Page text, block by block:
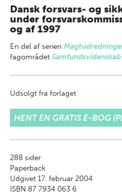
Dansk forsvars- og
under
og af 1997
En del af serien
fagområdet Samfundsvidenskab
Udsolgt fra forlaget
HENT EN GRATIS E-BOG
288 sider
Paperback
Udgivet 17. februar 2004
ISBN 87 7934 063 6